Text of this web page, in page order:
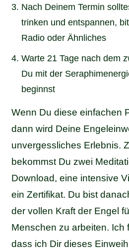
Nach Deinem Termin
trinken und entspannen,
Radio oder Ähnliches
Warte 21 Tage nach dem
Du mit der
beginnst
Wenn Du diese einfachen
dann wird Deine
unvergessliches Erlebnis.
bekommst Du zwei
Download, eine intensive
ein Zertifikat. Du bist
der vollen Kraft der Engel
Menschen zu arbeiten. Ich
dass ich Dir dieses